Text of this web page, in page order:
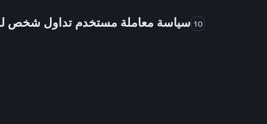
10 سياسة معاملة مستخدم تداول